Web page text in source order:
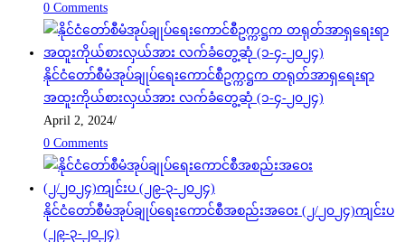
0 Comments
နိုင်ငံတော်စီမံအုပ်ချုပ်ရေးကောင်စီဥက္ကဋ္ဌက တရုတ်အာရှရေးရာ
အထူးကိုယ်စားလှယ်အား လက်ခံတွေ့ဆုံ (၁-၄-၂၀၂၄)
April 2, 2024/
0 Comments
နိုင်ငံတော်စီမံအုပ်ချုပ်ရေးကောင်စီအစည်းအဝေး (၂/၂၀၂၄)ကျင်းပ
(၂၉-၃-၂၀၂၄)